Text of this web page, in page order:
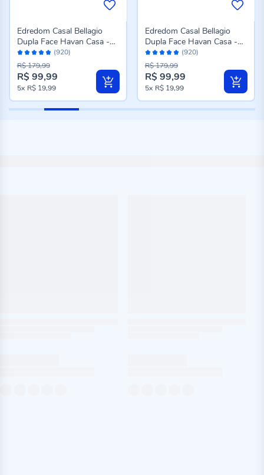
Avaliação:
96%
(920)
Edredom Casal Bellagio
Dupla Face Havan Casa -
Jade Floral Azul
Preço
especial
R$ 99,99
R$ 179,99
5x R$ 19,99
Avaliação:
96%
(920)
Edredom Casal Bellagio
Dupla Face Havan Casa -
Caio Geo Azul
Preço
especial
R$ 99,99
R$ 179,99
5x R$ 19,99